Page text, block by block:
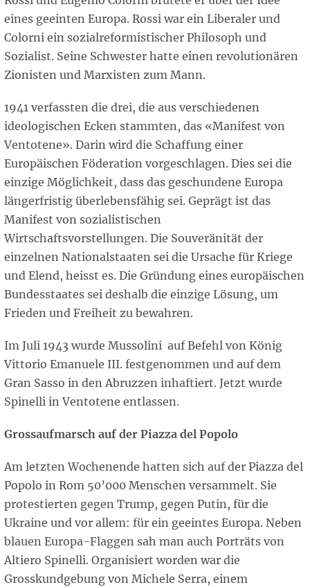
eines geeinten Europa. Rossi war ein Liberaler und
Colorni ein sozialreformistischer Philosoph und
Sozialist. Seine Schwester hatte einen revolutionären
Zionisten und Marxisten zum Mann.
1941 verfassten die drei, die aus verschiedenen
ideologischen Ecken stammten, das «Manifest von
Ventotene». Darin wird die Schaffung einer
Europäischen Föderation vorgeschlagen. Dies sei die
einzige Möglichkeit, dass das geschundene Europa
längerfristig überlebensfähig sei. Geprägt ist das
Manifest von sozialistischen
Wirtschaftsvorstellungen. Die Souveränität der
einzelnen Nationalstaaten sei die Ursache für Kriege
und Elend, heisst es. Die Gründung eines europäischen
Bundesstaates sei deshalb die einzige Lösung, um
Frieden und Freiheit zu bewahren.
Im Juli 1943 wurde Mussolini auf Befehl von König
Vittorio Emanuele III. festgenommen und auf dem
Gran Sasso in den Abruzzen inhaftiert. Jetzt wurde
Spinelli in Ventotene entlassen.
Grossaufmarsch auf der Piazza del Popolo
Am letzten Wochenende hatten sich auf der Piazza del
Popolo in Rom 50’000 Menschen versammelt. Sie
protestierten gegen Trump, gegen Putin, für die
Ukraine und vor allem: für ein geeintes Europa. Neben
blauen Europa-Flaggen sah man auch Porträts von
Altiero Spinelli. Organisiert worden war die
Grosskundgebung von Michele Serra, einem